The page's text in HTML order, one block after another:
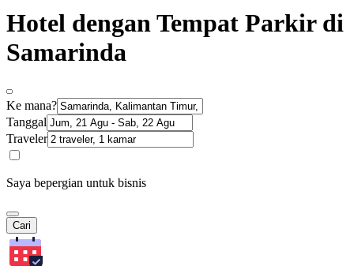
Hotel dengan Tempat Parkir di
Samarinda
Ke mana?
Tanggal
Traveler
Saya bepergian untuk bisnis
Cari